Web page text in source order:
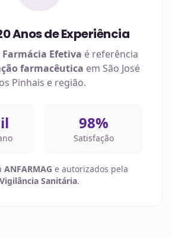
Anos de Experiência
Farmácia Efetiva é referência
farmacêutica em São José
Pinhais e região.
98%
Satisfação
ANFARMAG e autorizados pela
Vigilância Sanitária.